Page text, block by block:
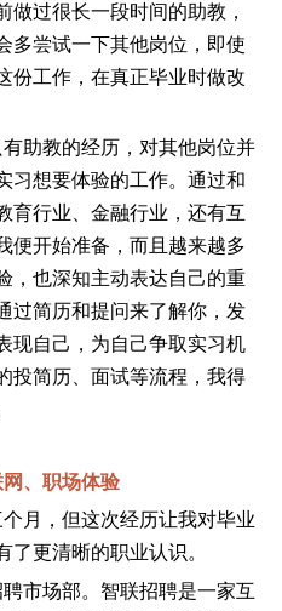
做过很长一段时间的助教，
多尝试一下其他岗位，即使
份工作，在真正毕业时做改
助教的经历，对其他岗位并
习想要体验的工作。通过和
育行业、金融行业，还有互
便开始准备，而且越来越多
，也深知主动表达自己的重
过简历和提问来了解你，发
现自己，为自己争取实习机
投简历、面试等流程，我得
、职场体验
月，但这次经历让我对毕业
了更清晰的职业认识。
市场部。智联招聘是一家互